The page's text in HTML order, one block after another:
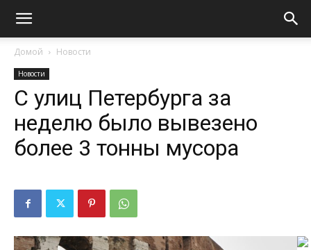
Домой Новости
Новости
С улиц Петербурга за
неделю было вывезено
более 3 тонны мусора